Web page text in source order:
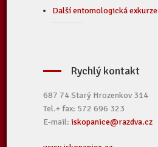
Další entomologická exkurze
Rychlý kontakt
687 74 Starý Hrozenkov 314
Tel.+ fax: 572 696 323
E-mail:iskopanice@razdva.cz